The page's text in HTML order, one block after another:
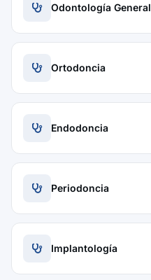
Odontología General
Ortodoncia
Endodoncia
Periodoncia
Implantología